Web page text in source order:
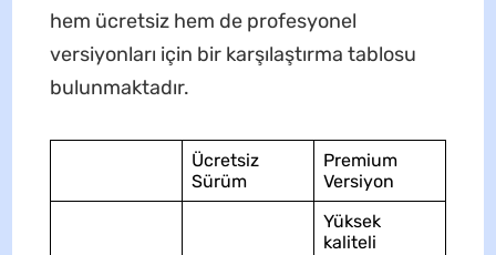
hem ücretsiz hem de profesyonel
versiyonları için bir karşılaştırma tablosu
bulunmaktadır.
Ücretsiz
Sürüm
Premium
Versiyon
Yüksek
kaliteli